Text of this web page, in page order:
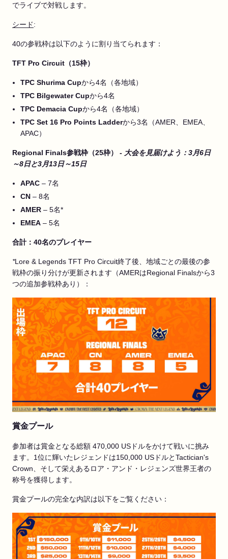
でライブで対戦します。
シード:
40の参戦枠は以下のように割り当てられます：
TFT Pro Circuit（15枠）
TPC Shurima Cupから4名（各地域）
TPC Bilgewater Cupから4名
TPC Demacia Cupから4名（各地域）
TPC Set 16 Pro Points Ladderから3名（AMER、EMEA、
APAC）
Regional Finals参戦枠（25枠） - 大会を見届けよう：3月6日
～8日と3月13日～15日
APAC – 7名
CN – 8名
AMER – 5名*
EMEA – 5名
合計：40名のプレイヤー
*Lore & Legends TFT Pro Circuit終了後、地域ごとの最後の参
戦枠の振り分けが更新されます（AMERはRegional Finalsから3
つの追加参戦枠あり）：
賞金プール
参加者は賞金となる総額 470,000 USドルをかけて戦いに挑み
ます。1位に輝いたレジェンドは150,000 USドルとTactician's
Crown、そして栄えあるロア・アンド・レジェンズ世界王者の
称号を獲得します。
賞金プールの完全な内訳は以下をご覧ください：